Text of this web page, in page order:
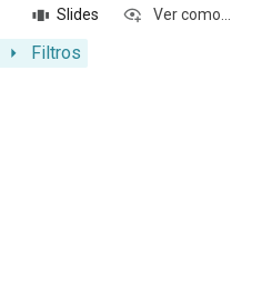
Filtros
Slides Ver como...